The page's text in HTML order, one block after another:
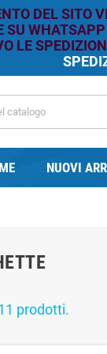
DEL
SU
LE
NUOVI
prodotti.